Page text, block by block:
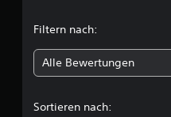
Filtern nach:
Alle Bewertungen
Sortieren nach: